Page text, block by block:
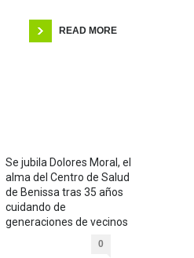
READ MORE
Se jubila Dolores Moral, el
alma del Centro de Salud
de Benissa tras 35 años
cuidando de
generaciones de vecinos
0